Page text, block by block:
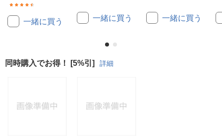
一緒に買う 一緒に買う 一緒に買う
同時購入でお得！ [5%引] 詳細